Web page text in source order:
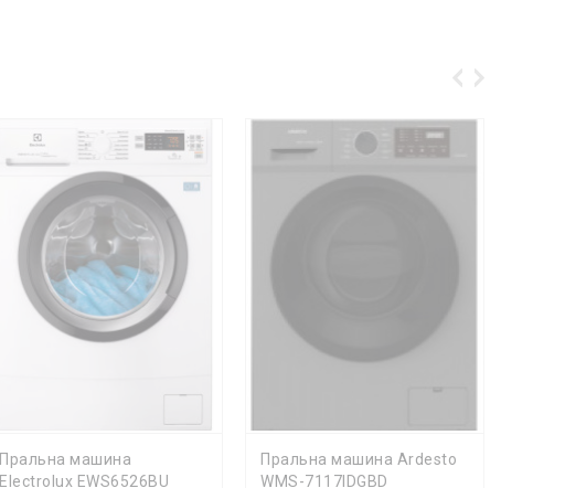
ДО КОШИКА
Пральна машина
Electrolux EWS6526BU
ДО КОШИКА
Пральна машина Ardesto
WMS-7117IDGBD